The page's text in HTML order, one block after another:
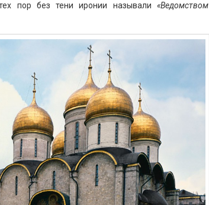
пор без тени иронии называли «Ведомством